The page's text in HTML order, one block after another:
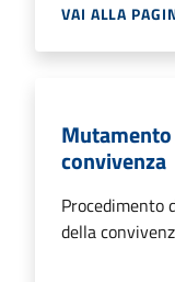
VAI ALLA
convivenza
Procedimento
della